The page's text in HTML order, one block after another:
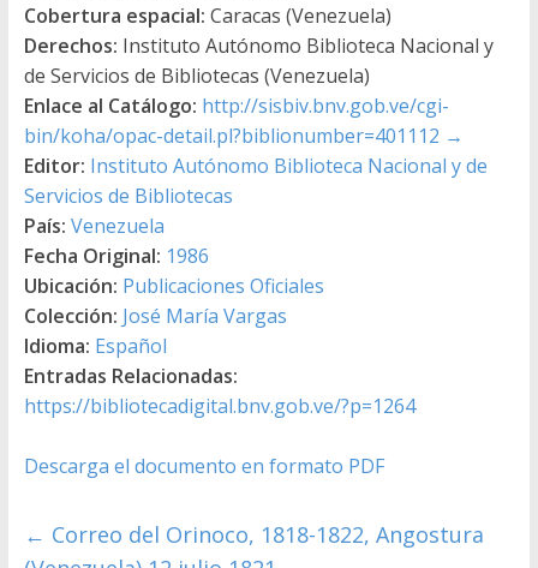
Cobertura espacial: Caracas (Venezuela)
Derechos: Instituto Autónomo Biblioteca Nacional y
de Servicios de Bibliotecas (Venezuela)
Enlace al Catálogo: http://sisbiv.bnv.gob.ve/cgi-
bin/koha/opac-detail.pl?biblionumber=401112 →
Editor: Instituto Autónomo Biblioteca Nacional y de
Servicios de Bibliotecas
País: Venezuela
Fecha Original: 1986
Ubicación: Publicaciones Oficiales
Colección: José María Vargas
Idioma: Español
Entradas Relacionadas:
https://bibliotecadigital.bnv.gob.ve/?p=1264
Descarga el documento en formato PDF
← Correo del Orinoco, 1818-1822, Angostura